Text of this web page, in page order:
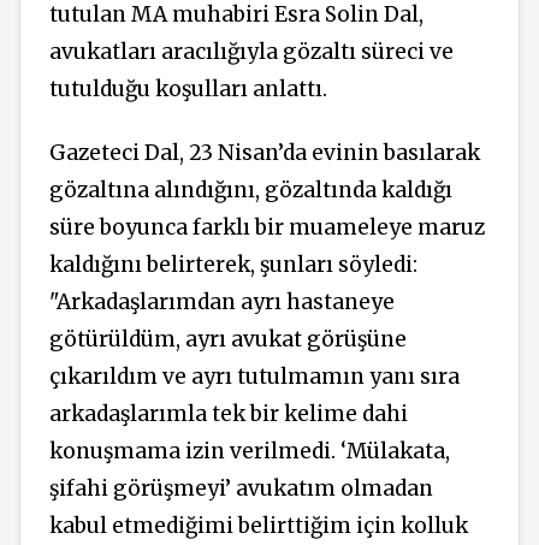
tutulan MA muhabiri Esra Solin Dal,
avukatları aracılığıyla gözaltı süreci ve
tutulduğu koşulları anlattı.
Gazeteci Dal, 23 Nisan’da evinin basılarak
gözaltına alındığını, gözaltında kaldığı
süre boyunca farklı bir muameleye maruz
kaldığını belirterek, şunları söyledi:
"Arkadaşlarımdan ayrı hastaneye
götürüldüm, ayrı avukat görüşüne
çıkarıldım ve ayrı tutulmamın yanı sıra
arkadaşlarımla tek bir kelime dahi
konuşmama izin verilmedi. ‘Mülakata,
şifahi görüşmeyi’ avukatım olmadan
kabul etmediğimi belirttiğim için kolluk